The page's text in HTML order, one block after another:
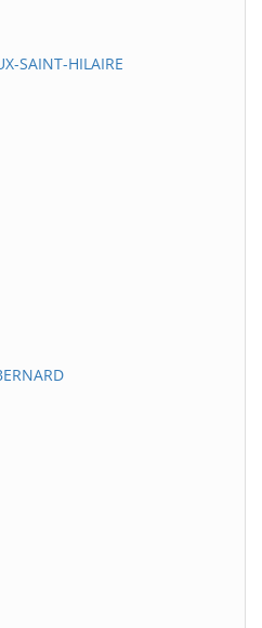
SAINT-HILAIRE